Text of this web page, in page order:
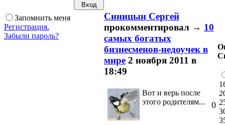
Запомнить меня
Регистрация.
Забыли пароль?
Синицын Сергей
прокомментировал → 10
самых богатых
бизнесменов-недоучек в
мире 2 ноября 2011 в
18:49
Вот и верь после
этого родителям...
0